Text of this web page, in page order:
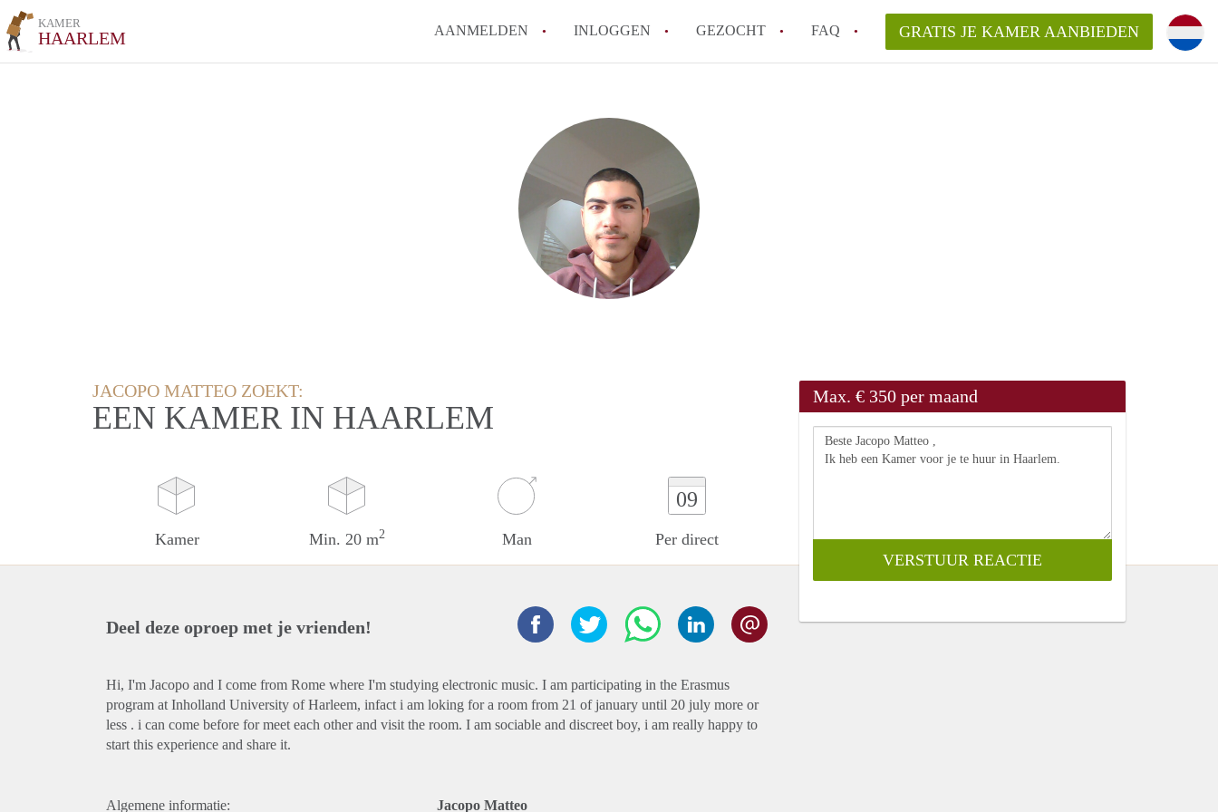
KAMER
HAARLEM AANMELDEN INLOGGEN GEZOCHT FAQ
Wat is de privacyverklaring van KamerHaarlem?
Berekent KamerHaarlem makelaarsvergoeding/bemiddelingsvergoeding?
Is KamerHaarlem verantwoordelijk voor de aangeboden Kamer / Kamers in
Haarlem?
Alle veelgestelde vragen
GRATIS JE KAMER AANBIEDEN
JACOPO MATTEO ZOEKT:
EEN KAMER IN HAARLEM
Kamer Min. 20 m2 Man
09
Per direct
Max. € 350 per maand
Deel deze oproep met je vrienden!
Hi, I'm Jacopo and I come from Rome where I'm studying electronic music. I am participating in the Erasmus
program at Inholland University of Harleem, infact i am loking for a room from 21 of january until 20 july more or
less . i can come before for meet each other and visit the room. I am sociable and discreet boy, i am really happy to
start this experience and share it.
Algemene informatie: Jacopo Matteo